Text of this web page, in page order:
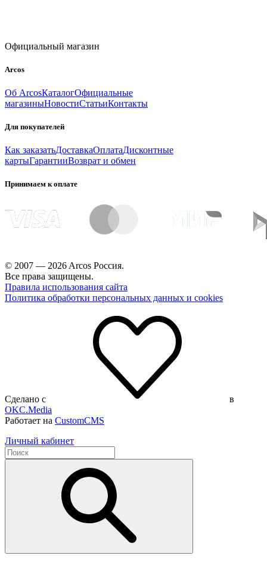
Официальный магазин
Arcos
Об ArcosКаталогОфициальные
магазиныНовостиСтатьиКонтакты
Для покупателей
Как заказатьДоставкаОплатаДисконтные
картыГарантииВозврат и обмен
Принимаем к оплате
© 2007 — 2026 Arcos Россия.
Все права защищены.
Правила использования сайта
Политика обработки персональных данных и cookies
Сделано с
в
OKC.Media
Работает на CustomCMS
Личный кабинет